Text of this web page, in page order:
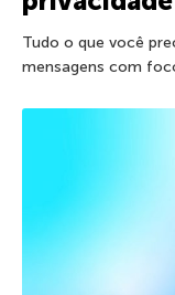
Tudo o que você
mensagens com